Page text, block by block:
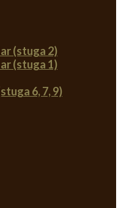
(stuga 2)
(stuga 1)
6, 7, 9)